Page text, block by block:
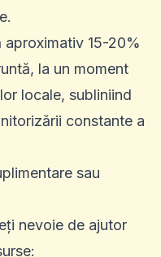
15-20%
la un moment
locale, subliniind
constante a
sau
nevoie de ajutor